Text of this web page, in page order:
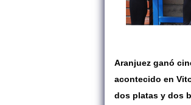
Aranjuez ganó
acontecido en
dos platas y dos